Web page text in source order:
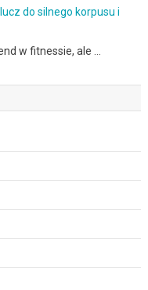
do silnego korpusu i
w fitnessie, ale …